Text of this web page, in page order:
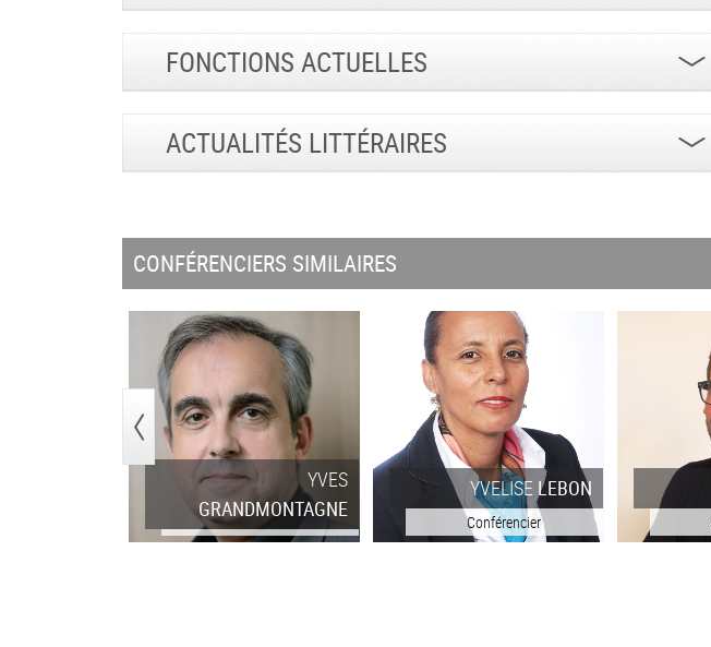
FONCTIONS ACTUELLES
ACTUALITÉS LITTÉRAIRES
CONFÉRENCIERS SIMILAIRES
YVES
GRANDMONTAGNE
YVELISE LEBON
Conférencier